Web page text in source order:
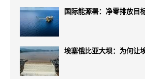
国际能源署：净零排放目
埃塞俄比亚大坝：为何让